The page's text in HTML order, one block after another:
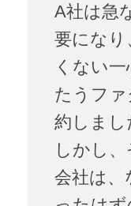
A社は急
要になり
くない
たうフ
約しまし
しかし
会社は、